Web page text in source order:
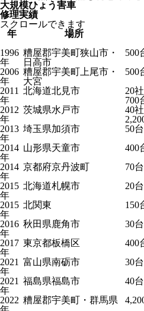
大規模ひょう害車
修理実績
スクロールできます
年
場所
1996
年
糟屋郡宇美町狭山市・
日高市
500
2006
年
糟屋郡宇美町上尾市・
大宮
500
2011
年
北海道北見市
20
700
2012
年
茨城県水戸市
40
2013
年
埼玉県加須市 50台
2014
年
山形県天童市 400
2014
年
京都府京丹波町 70台
2015
年
北海道札幌市 20台
2015
年
北関東 150
2016
年
秋田県鹿角市 30台
2017
年
東京都板橋区 400
2021
年
富山県南砺市 30台
2021
年
福島県福島市 40台
2022 糟屋郡宇美町・群馬県